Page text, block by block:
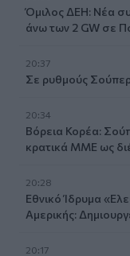
Όμιλος ΔΕΗ: Νέα
άνω των 2 GW σε
20:37
Σε ρυθμούς
20:34
Βόρεια Κορέα:
κρατικά ΜΜΕ ως
20:28
Εθνικό Ίδρυμα
Αμερικής:
20:17